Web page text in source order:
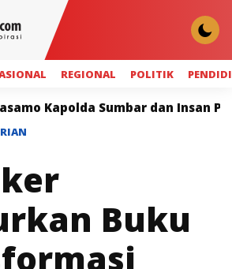
REGIONAL POLITIK
Sumbar dan Insan Pers
Buku